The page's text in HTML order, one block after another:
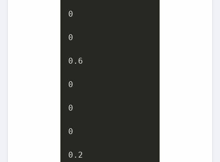
0
0
0.6
0
0
0
0.2